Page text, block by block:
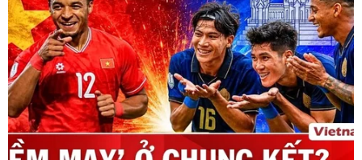
phục hồi không bị trì hoãn và nền kinh tế toàn
cầu mới mà chúng ta đang tạo ra ngày càng
thịnh vượng, công bằng và bền vững hơn./.
(Vietnam+)